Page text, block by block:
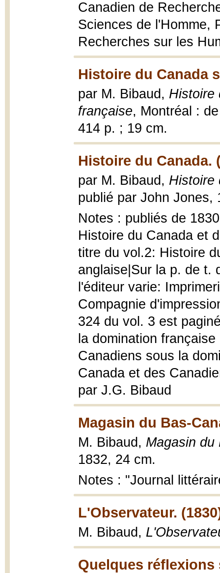
Canadien de
Sciences de l'Homme,
Recherches sur les
Histoire du Canada
par M. Bibaud, Histoire
française, Montréal :
414 p. ; 19 cm.
Histoire du Canada.
par M. Bibaud, Histoire
publié par John Jones,
Notes : publiés de
Histoire du Canada et
titre du vol.2: Histoire
anglaise|Sur la p. de t.
l'éditeur varie:
Compagnie
324 du vol. 3 est
la domination
Canadiens sous la
Canada et des
par J.G. Bibaud
Magasin du Bas-
M. Bibaud, Magasin du
1832, 24 cm.
Notes : "Journal
L'Observateur.
M. Bibaud,
Quelques